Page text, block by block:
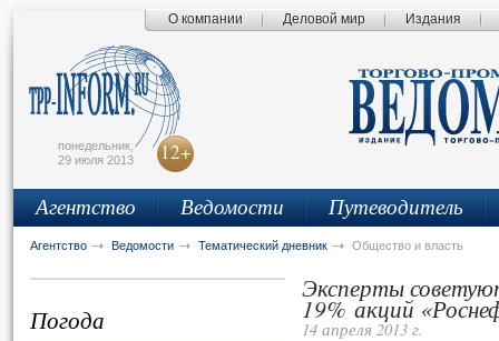
О компании Деловой мир Издания
понедельник,
29 июля 2013
12+
Агентство Ведомости Путеводитель
Агентство Ведомости Тематический дневник Общество и власть
Погода
Эксперты
19% акций
14 апреля 2013 г.